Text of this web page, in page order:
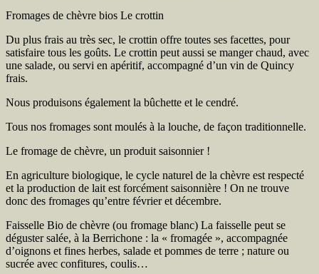
Fromages de chèvre bios Le crottin
Du plus frais au très sec, le crottin offre toutes ses facettes, pour
satisfaire tous les goûts. Le crottin peut aussi se manger chaud, avec
une salade, ou servi en apéritif, accompagné d’un vin de Quincy
frais.
Nous produisons également la bûchette et le cendré.
Tous nos fromages sont moulés à la louche, de façon traditionnelle.
Le fromage de chèvre, un produit saisonnier !
En agriculture biologique, le cycle naturel de la chèvre est respecté
et la production de lait est forcément saisonnière ! On ne trouve
donc des fromages qu’entre février et décembre.
Faisselle Bio de chèvre (ou fromage blanc) La faisselle peut se
déguster salée, à la Berrichone : la « fromagée », accompagnée
d’oignons et fines herbes, salade et pommes de terre ; nature ou
sucrée avec confitures, coulis…